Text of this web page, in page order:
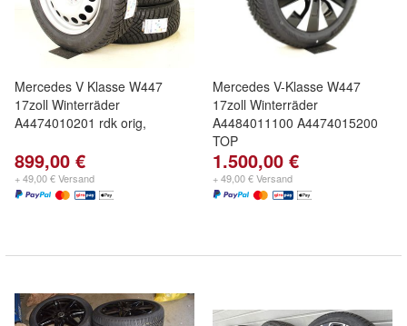
Mercedes V Klasse W447
17zoll Winterräder
A4474010201 rdk orig,
899,00 €
+ 49,00 € Versand
Mercedes V-Klasse W447
17zoll Winterräder
A4484011100 A4474015200
TOP
1.500,00 €
+ 49,00 € Versand